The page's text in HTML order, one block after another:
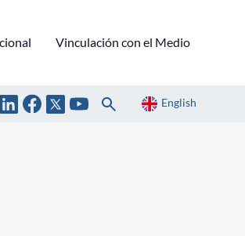
Vinculación con el Medio
English